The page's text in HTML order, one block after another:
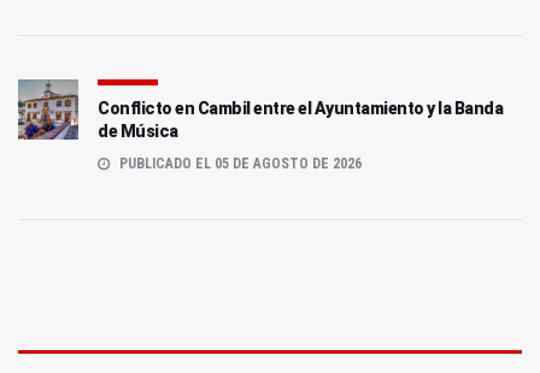
Conflicto en Cambil entre el Ayuntamiento y la Banda
de Música
PUBLICADO EL 05 DE AGOSTO DE 2026